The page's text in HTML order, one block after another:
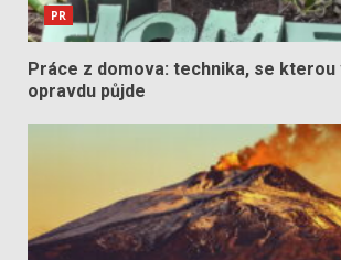
PR
Práce z domova: technika, se kterou
opravdu půjde